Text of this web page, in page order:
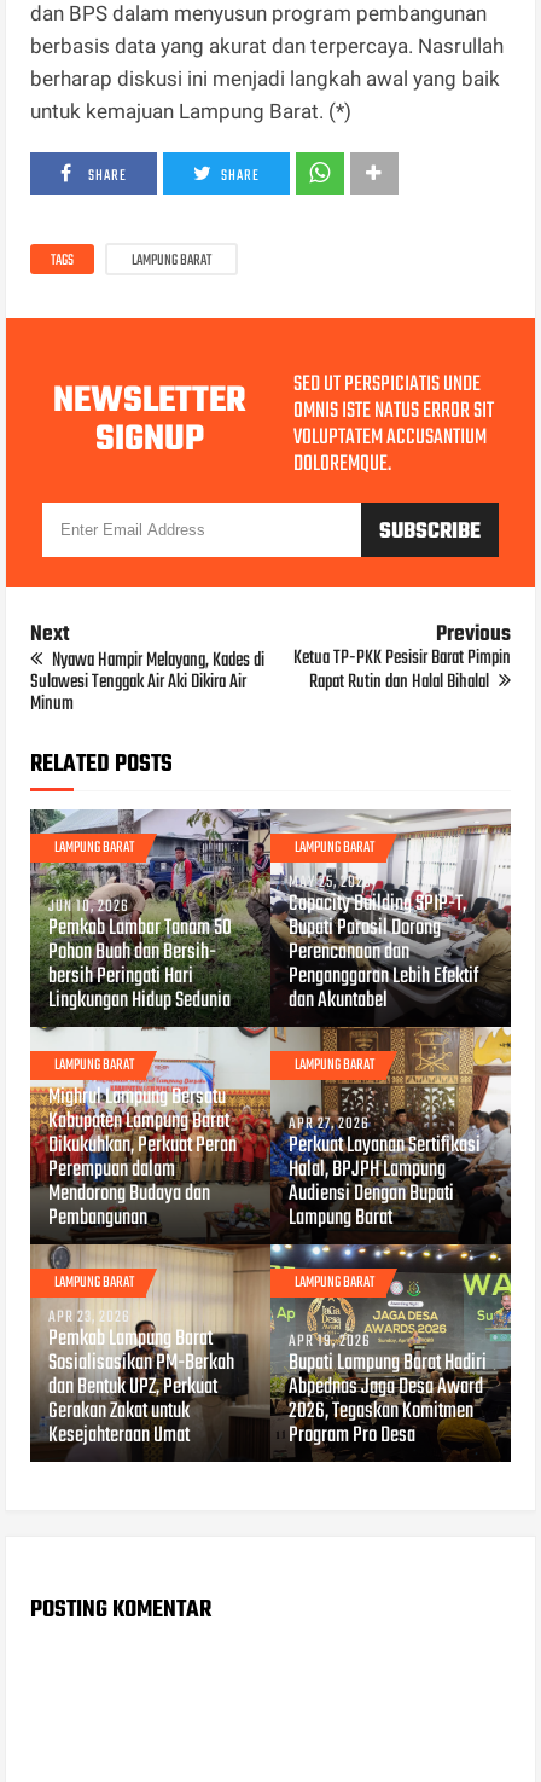
dan BPS dalam menyusun program pembangunan
berbasis data yang akurat dan terpercaya. Nasrullah
berharap diskusi ini menjadi langkah awal yang baik
untuk kemajuan Lampung Barat. (*)
SHARE SHARE
TAGS LAMPUNG BARAT
NEWSLETTER
SIGNUP
SED UT PERSPICIATIS UNDE
OMNIS ISTE NATUS ERROR SIT
VOLUPTATEM ACCUSANTIUM
DOLOREMQUE.
Next
Nyawa Hampir Melayang, Kades di
Sulawesi Tenggak Air Aki Dikira Air
Minum
Previous
Ketua TP-PKK Pesisir Barat Pimpin
Rapat Rutin dan Halal Bihalal
RELATED POSTS
LAMPUNG BARAT
JUN 10, 2026
Pemkab Lambar Tanam 50
Pohon Buah dan Bersih-
bersih Peringati Hari
Lingkungan Hidup Sedunia
LAMPUNG BARAT
MAY 25, 2026
Capacity Building SPIP-T,
Bupati Parosil Dorong
Perencanaan dan
Penganggaran Lebih Efektif
dan Akuntabel
LAMPUNG BARAT
MAY 05, 2026
Mighrul Lampung Bersatu
Kabupaten Lampung Barat
Dikukuhkan, Perkuat Peran
Perempuan dalam
Mendorong Budaya dan
Pembangunan
LAMPUNG BARAT
APR 27, 2026
Perkuat Layanan Sertifikasi
Halal, BPJPH Lampung
Audiensi Dengan Bupati
Lampung Barat
LAMPUNG BARAT
APR 23, 2026
Pemkab Lampung Barat
Sosialisasikan PM-Berkah
dan Bentuk UPZ, Perkuat
Gerakan Zakat untuk
Kesejahteraan Umat
LAMPUNG BARAT
APR 19, 2026
Bupati Lampung Barat Hadiri
Abpednas Jaga Desa Award
2026, Tegaskan Komitmen
Program Pro Desa
POSTING KOMENTAR